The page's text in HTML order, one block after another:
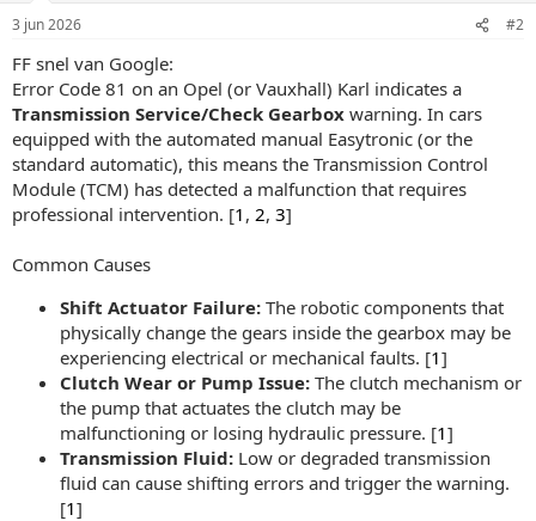
3 jun 2026 #2
FF snel van Google:
Error Code 81 on an Opel (or Vauxhall) Karl indicates a
Transmission Service/Check Gearbox warning. In cars
equipped with the automated manual Easytronic (or the
standard automatic), this means the Transmission Control
Module (TCM) has detected a malfunction that requires
professional intervention. [1 , 2, 3]
Common Causes
Shift Actuator Failure: The robotic components that
physically change the gears inside the gearbox may be
experiencing electrical or mechanical faults. [1]
Clutch Wear or Pump Issue: The clutch mechanism or
the pump that actuates the clutch may be
malfunctioning or losing hydraulic pressure. [1]
Transmission Fluid: Low or degraded transmission
fluid can cause shifting errors and trigger the warning.
[1]